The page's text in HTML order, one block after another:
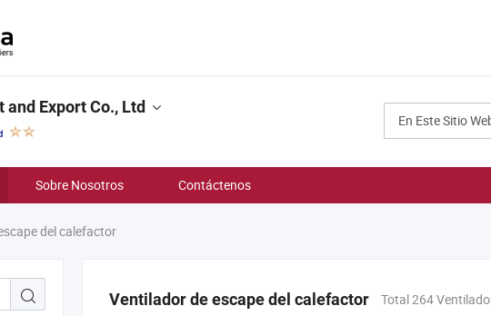
En Este Sitio
Export Co., Ltd
Sobre Nosotros Contáctenos
del calefactor
Ventilador de escape del calefactor Total 264